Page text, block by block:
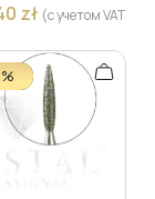
zł (с учетом VAT